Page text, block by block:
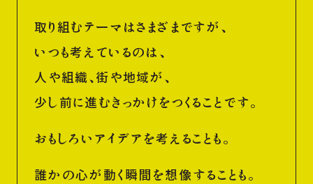
取り組むテーマはさまざまですが、
いつも考えているのは、
人や組織、街や地域が、
少し前に進むきっかけをつくることです。
おもしろいアイデアを考えることも。
誰かの心が動く瞬間を想像することも。